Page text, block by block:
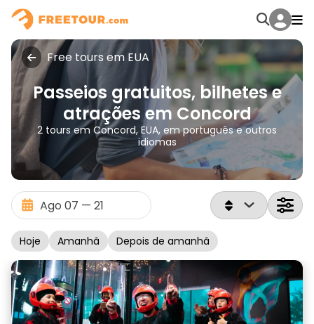
Free tours em EUA
Passeios gratuitos, bilhetes e
atrações em Concord
2 tours em Concord, EUA, em português e outros
idiomas
Hoje Amanhã Depois de amanhã